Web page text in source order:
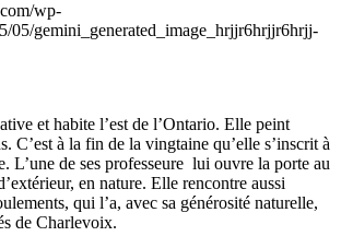
et habite l’est de l’Ontario. Elle peint
C’est à la fin de la vingtaine qu’elle s’inscrit à
L’une de ses professeure lui ouvre la porte au
en nature. Elle rencontre aussi
qui l’a, avec sa générosité naturelle,
de Charlevoix.